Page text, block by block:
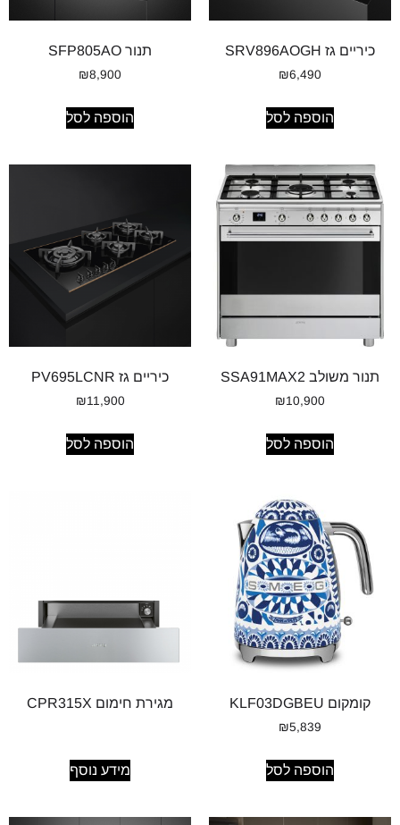
כיריים גז SRV896AOGH
₪6,490
הוספה לסל
תנור SFP805AO
₪8,900
הוספה לסל
תנור משולב SSA91MAX2
₪10,900
הוספה לסל
כיריים גז PV695LCNR
₪11,900
הוספה לסל
קומקום KLF03DGBEU
₪5,839
הוספה לסל
מגירת חימום CPR315X
מידע נוסף